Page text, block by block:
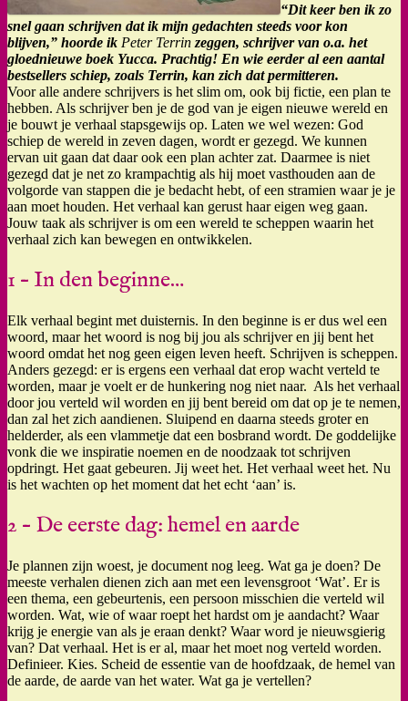
“Dit keer ben ik zo
snel gaan schrijven dat ik mijn gedachten steeds voor kon
blijven,” hoorde ik Peter Terrin zeggen, schrijver van o.a. het
gloednieuwe boek Yucca. Prachtig! En wie eerder al een aantal
bestsellers schiep, zoals Terrin, kan zich dat permitteren.
Voor alle andere schrijvers is het slim om, ook bij fictie, een plan te
hebben. Als schrijver ben je de god van je eigen nieuwe wereld en
je bouwt je verhaal stapsgewijs op. Laten we wel wezen: God
schiep de wereld in zeven dagen, wordt er gezegd. We kunnen
ervan uit gaan dat daar ook een plan achter zat. Daarmee is niet
gezegd dat je net zo krampachtig als hij moet vasthouden aan de
volgorde van stappen die je bedacht hebt, of een stramien waar je je
aan moet houden. Het verhaal kan gerust haar eigen weg gaan.
Jouw taak als schrijver is om een wereld te scheppen waarin het
verhaal zich kan bewegen en ontwikkelen.
1 – In den beginne…
Elk verhaal begint met duisternis. In den beginne is er dus wel een
woord, maar het woord is nog bij jou als schrijver en jij bent het
woord omdat het nog geen eigen leven heeft. Schrijven is scheppen.
Anders gezegd: er is ergens een verhaal dat erop wacht verteld te
worden, maar je voelt er de hunkering nog niet naar. Als het verhaal
door jou verteld wil worden en jij bent bereid om dat op je te nemen,
dan zal het zich aandienen. Sluipend en daarna steeds groter en
helderder, als een vlammetje dat een bosbrand wordt. De goddelijke
vonk die we inspiratie noemen en de noodzaak tot schrijven
opdringt. Het gaat gebeuren. Jij weet het. Het verhaal weet het. Nu
is het wachten op het moment dat het echt ‘aan’ is.
2 – De eerste dag: hemel en aarde
Je plannen zijn woest, je document nog leeg. Wat ga je doen? De
meeste verhalen dienen zich aan met een levensgroot ‘Wat’. Er is
een thema, een gebeurtenis, een persoon misschien die verteld wil
worden. Wat, wie of waar roept het hardst om je aandacht? Waar
krijg je energie van als je eraan denkt? Waar word je nieuwsgierig
van? Dat verhaal. Het is er al, maar het moet nog verteld worden.
Definieer. Kies. Scheid de essentie van de hoofdzaak, de hemel van
de aarde, de aarde van het water. Wat ga je vertellen?